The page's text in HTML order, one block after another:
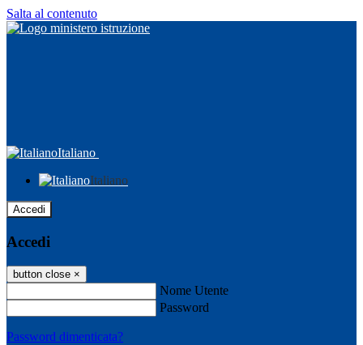
Salta al contenuto
Italiano
Italiano
Accedi
Accedi
button close ×
Nome Utente
Password
Password dimenticata?